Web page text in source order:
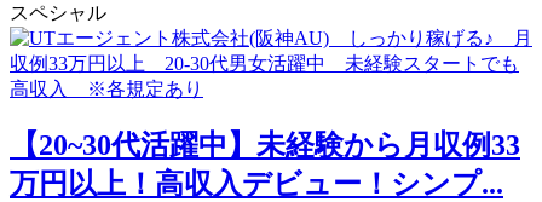
スペシャル
【20~30代活躍中】未経験から月収例33
万円以上！高収入デビュー！シンプ...